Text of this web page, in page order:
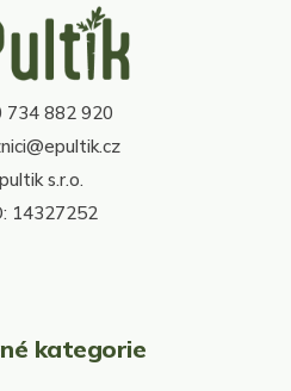
734 882 920
s.r.o.
14327252
kategorie